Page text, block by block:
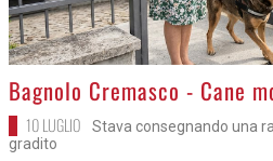
>
Bagnolo Cremasco - Cane
10 LUGLIO
Stava consegnando una
gradito